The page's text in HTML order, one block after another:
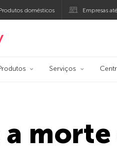
domésticos Empresas
da Kaspersky
Serviços
a